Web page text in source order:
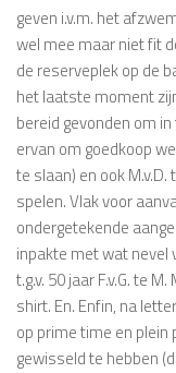
geven i.v.m. het
wel mee maar niet fit
de reserveplek op de
het laatste moment
bereid gevonden om
ervan om goedkoop
te slaan) en ook
spelen. Vlak voor
ondergetekende
inpakte met wat nevel
t.g.v. 50 jaar F.v.G. te
shirt. En. Enfin, na
op prime time en plein
gewisseld te hebben